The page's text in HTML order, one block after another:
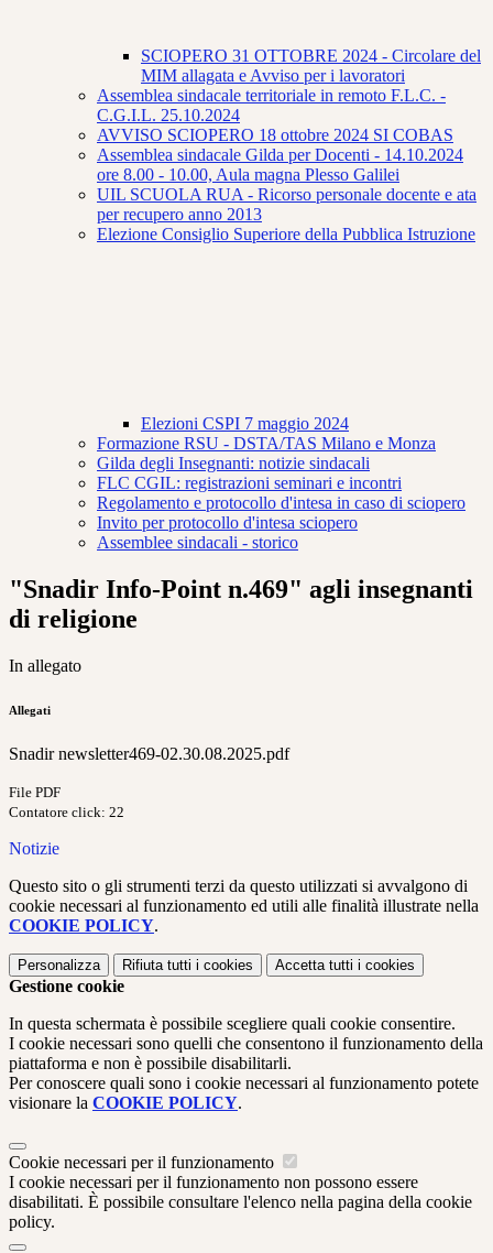
SCIOPERO 31 OTTOBRE 2024 - Circolare del
MIM allagata e Avviso per i lavoratori
Assemblea sindacale territoriale in remoto F.L.C. -
C.G.I.L. 25.10.2024
AVVISO SCIOPERO 18 ottobre 2024 SI COBAS
Assemblea sindacale Gilda per Docenti - 14.10.2024
ore 8.00 - 10.00, Aula magna Plesso Galilei
UIL SCUOLA RUA - Ricorso personale docente e ata
per recupero anno 2013
Elezione Consiglio Superiore della Pubblica Istruzione
Elezioni CSPI 7 maggio 2024
Formazione RSU - DSTA/TAS Milano e Monza
Gilda degli Insegnanti: notizie sindacali
FLC CGIL: registrazioni seminari e incontri
Regolamento e protocollo d'intesa in caso di sciopero
Invito per protocollo d'intesa sciopero
Assemblee sindacali - storico
"Snadir Info-Point n.469" agli insegnanti
di religione
In allegato
Allegati
Snadir newsletter469-02.30.08.2025.pdf
File PDF
Contatore click: 22
Notizie
Questo sito o gli strumenti terzi da questo utilizzati si avvalgono di
cookie necessari al funzionamento ed utili alle finalità illustrate nella
COOKIE POLICY.
Personalizza Rifiuta tutti i cookies Accetta tutti i cookies
Gestione cookie
In questa schermata è possibile scegliere quali cookie consentire.
I cookie necessari sono quelli che consentono il funzionamento della
piattaforma e non è possibile disabilitarli.
Per conoscere quali sono i cookie necessari al funzionamento potete
visionare la COOKIE POLICY.
Cookie necessari per il funzionamento
I cookie necessari per il funzionamento non possono essere
disabilitati. È possibile consultare l'elenco nella pagina della cookie
policy.